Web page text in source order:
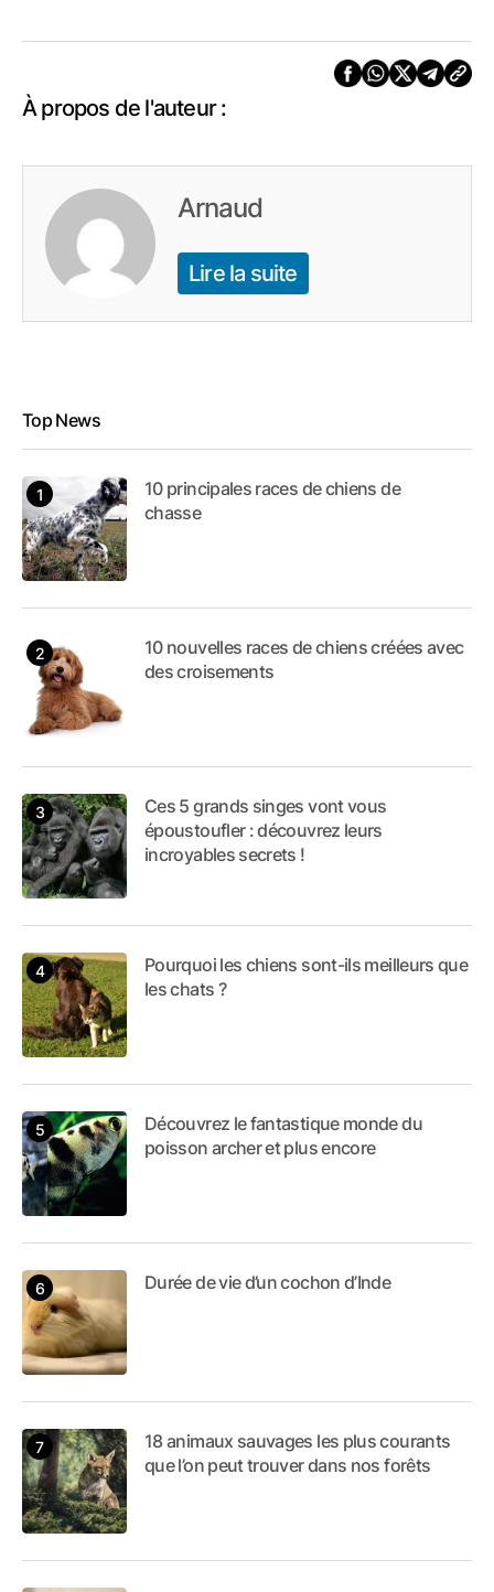
À propos de l'auteur :
Arnaud
Lire la suite
Top News
10 principales races de chiens de
chasse
10 nouvelles races de chiens créées avec
des croisements
Ces 5 grands singes vont vous
époustoufler : découvrez leurs
incroyables secrets !
Pourquoi les chiens sont-ils meilleurs que
les chats ?
Découvrez le fantastique monde du
poisson archer et plus encore
Durée de vie d’un cochon d’Inde
18 animaux sauvages les plus courants
que l’on peut trouver dans nos forêts